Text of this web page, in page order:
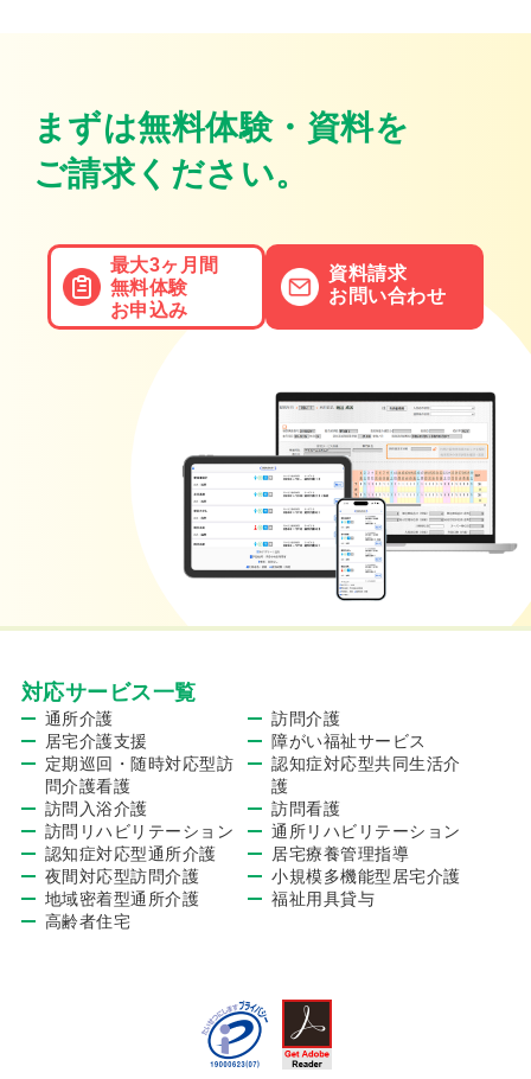
まずは無料体験・資料を
ご請求ください。
最大3ヶ月間
無料体験
お申込み
資料請求
お問い合わせ
対応サービス一覧
通所介護
訪問介護
居宅介護支援
障がい福祉サービス
定期巡回・随時対応型訪
問介護看護
認知症対応型共同生活介
護
訪問入浴介護
訪問看護
訪問リハビリテーション
通所リハビリテーション
認知症対応型通所介護
居宅療養管理指導
夜間対応型訪問介護
小規模多機能型居宅介護
地域密着型通所介護
福祉用具貸与
高齢者住宅